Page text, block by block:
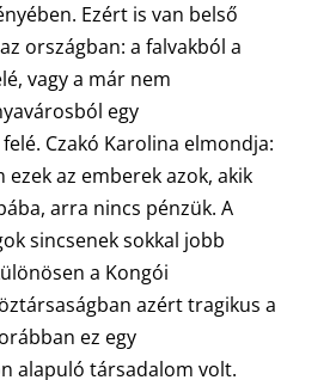
Ezért is van belső
országban: a falvakból a
vagy a már nem
egy
Czakó Karolina elmondja:
ezek az emberek azok, akik
arra nincs pénzük. A
sincsenek sokkal jobb
a Kongói
azért tragikus a
ez egy
alapuló társadalom volt.